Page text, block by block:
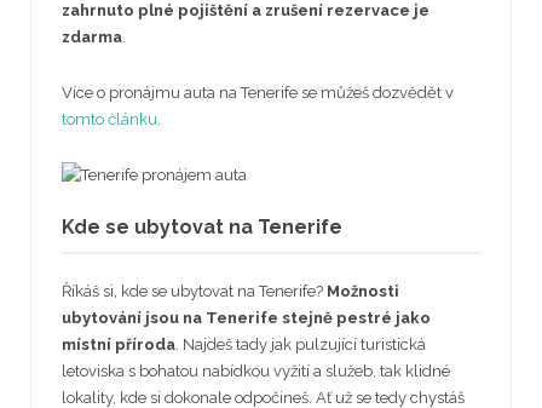
zahrnuto plné pojištění a zrušení rezervace je
zdarma.
Více o pronájmu auta na Tenerife se můžeš dozvědět v
tomto článku.
Kde se ubytovat na Tenerife
Říkáš si, kde se ubytovat na Tenerife? Možnosti
ubytování jsou na Tenerife stejně pestré jako
místní příroda. Najdeš tady jak pulzující turistická
letoviska s bohatou nabídkou vyžití a služeb, tak klidné
lokality, kde si dokonale odpočineš. Ať už se tedy chystáš